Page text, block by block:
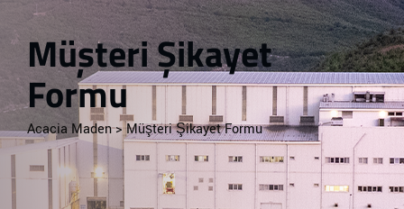
Müşteri Şikayet
Formu
Acacia Maden>Müşteri Şikayet Formu